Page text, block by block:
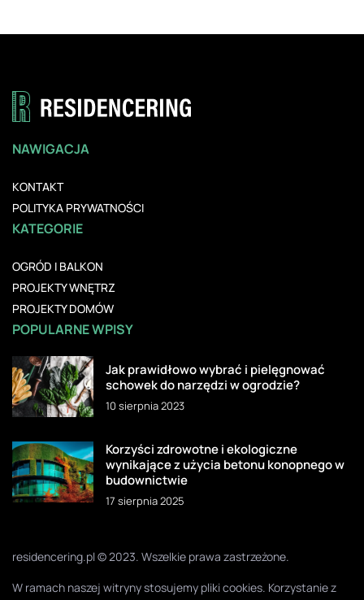
NAWIGACJA
KONTAKT
POLITYKA PRYWATNOŚCI
KATEGORIE
OGRÓD I BALKON
PROJEKTY WNĘTRZ
PROJEKTY DOMÓW
POPULARNE WPISY
Jak prawidłowo wybrać i pielęgnować
schowek do narzędzi w ogrodzie?
10 sierpnia 2023
Korzyści zdrowotne i ekologiczne
wynikające z użycia betonu konopnego w
budownictwie
17 sierpnia 2025
residencering.pl © 2023. Wszelkie prawa zastrzeżone.
W ramach naszej witryny stosujemy pliki cookies. Korzystanie z